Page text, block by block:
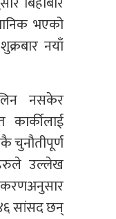
भएको
नयाँ
नसकेर
कार्कीलाई
चुनौतीपूर्ण
उल्लेख
सांसद छन्